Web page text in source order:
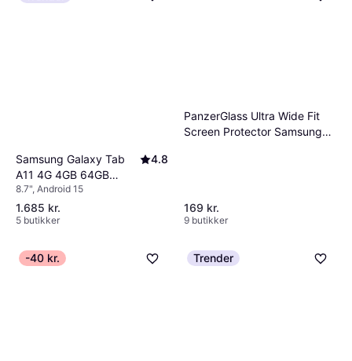
Samsung Galaxy Tab
A11 4G 4GB 64GB
Enterprise Edition Grey
4.8
8.7", Android 15
1.685 kr.
5 butikker
PanzerGlass Ultra Wide Fit
Screen Protector Samsung
169 kr.
9 butikker
-40 kr. Trender